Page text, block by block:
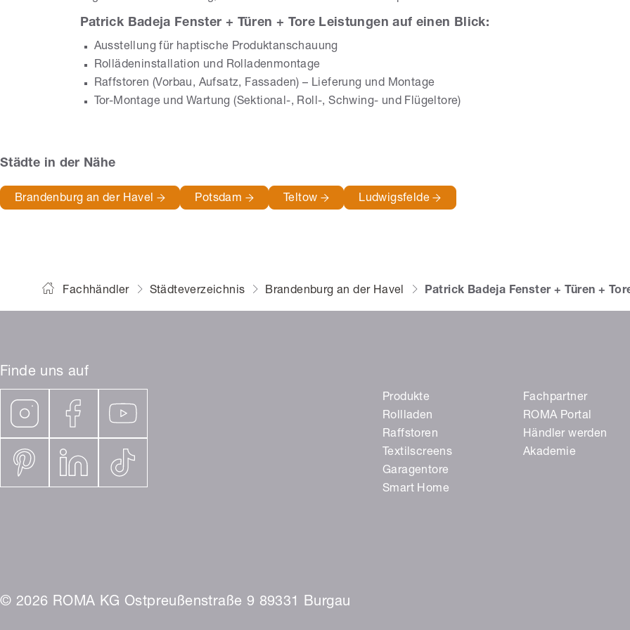
Patrick Badeja Fenster + Türen + Tore Leistungen auf einen Blick:
Ausstellung für haptische Produktanschauung
Rollädeninstallation und Rolladenmontage
Raffstoren (Vorbau, Aufsatz, Fassaden) – Lieferung und Montage
Tor-Montage und Wartung (Sektional-, Roll-, Schwing- und Flügeltore)
Städte in der Nähe
Brandenburg an der Havel Potsdam Teltow Ludwigsfelde
Fachhändler Städteverzeichnis Brandenburg an der Havel Patrick Badeja Fenster + Türen +
Finde uns auf
Produkte
Rollladen
Raffstoren
Textilscreens
Garagentore
Smart Home
Fachpartner
ROMA Portal
Händler werden
Akademie
© 2026 ROMA KG Ostpreußenstraße 9 89331 Burgau